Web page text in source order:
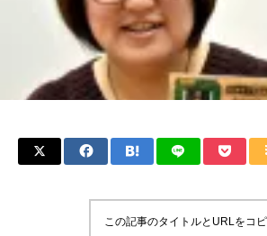
この記事のタイトルとURLをコ